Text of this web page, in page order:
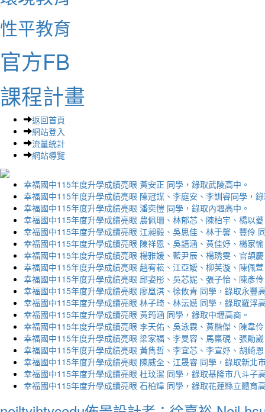
性平教育
官方FB
課程計畫
返回首頁
網站登入
流量統計
網站導覽
幸福國中115年度升學成績亮眼 黃安正 同學，錄取武陵高中。
幸福國中115年度升學成績亮眼 陳冠謀、李庭安、李訓睿同學，
幸福國中115年度升學成績亮眼 潘奕愷 同學，錄取內壢高中。
幸福國中115年度升學成績亮眼 農佩珊、林郁芯、陳柏宇、楊以
幸福國中115年度升學成績亮眼 江昶毅、吳思佳、林于馨、豐伶
幸福國中115年度升學成績亮眼 陳祥恩、吳語涵、黃佳妤、楊家
幸福國中115年度升學成績亮眼 楊雅媛、藍尹辰、楊琇雯、官頡
幸福國中115年度升學成績亮眼 趙宥菘、江亞嬡、柳芙漩、陳佩
幸福國中115年度升學成績亮眼 邱姿彤、吳芯妮、張子怡、陳彥
幸福國中115年度升學成績亮眼 廖凰淇、徐攸青 同學，錄取永豐
幸福國中115年度升學成績亮眼 林子琦、林沄嬨 同學，錄取羅浮
幸福國中115年度升學成績亮眼 黃筠涵 同學，錄取中壢高商。
幸福國中115年度升學成績亮眼 李天佑、吳泳霖、黃楷傑、陳韋
幸福國中115年度升學成績亮眼 梁家福、李旻容、馬稟硯、張勛
幸福國中115年度升學成績亮眼 黃雋哲、李宜芯、李宣妤、胡綺
幸福國中115年度升學成績亮眼 陳威全、江晟睿 同學，錄取新北
幸福國中115年度升學成績亮眼 杜玟潔 同學，錄取基隆市八斗子
幸福國中115年度升學成績亮眼 石柏煒 同學，錄取花蓮縣立體育